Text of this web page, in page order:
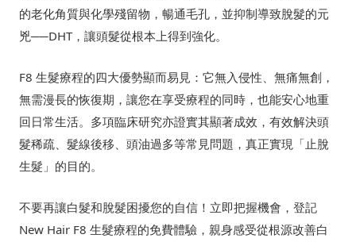
的老化角質與化學殘留物，暢通毛孔，並抑制導致脫髮的元
兇──DHT，讓頭髮從根本上得到強化。
F8 生髮療程的四大優勢顯而易見：它無入侵性、無痛無創，
無需漫長的恢復期，讓您在享受療程的同時，也能安心地重
回日常生活。多項臨床研究亦證實其顯著成效，有效解決頭
髮稀疏、髮線後移、頭油過多等常見問題，真正實現「止脫
生髮」的目的。
不要再讓白髮和脫髮困擾您的自信！立即把握機會，登記
New Hair F8 生髮療程的免費體驗，親身感受從根源改善白